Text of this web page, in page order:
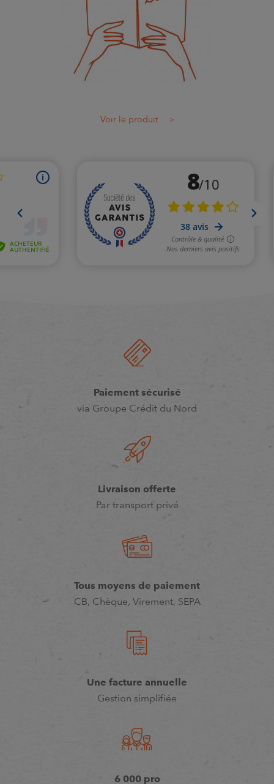
Voir le produit >
Paiement sécurisé
via Groupe Crédit du Nord
Livraison offerte
Par transport privé
Tous moyens de paiement
CB, Chèque, Virement, SEPA
Une facture annuelle
Gestion simplifiée
6 000 pro